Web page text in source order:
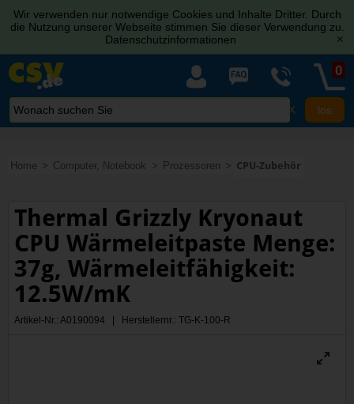
Wir verwenden nur notwendige Cookies und Inhalte Dritter. Durch
die Nutzung unserer Webseite stimmen Sie dieser Verwendung zu.
Datenschutzinformationen
[x]
X
0
Home Computer, Notebook Prozessoren CPU-Zubehör
Thermal Grizzly Kryonaut
CPU Wärmeleitpaste Menge:
37g, Wärmeleitfähigkeit:
12.5W/mK
Artikel-Nr.: A0190094 | Herstellernr.: TG-K-100-R